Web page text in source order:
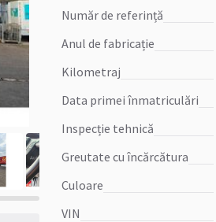
Număr de referință
Anul de fabricație
Kilometraj
Data primei înmatriculări
Inspecție tehnică
Greutate cu încărcătura
Culoare
VIN